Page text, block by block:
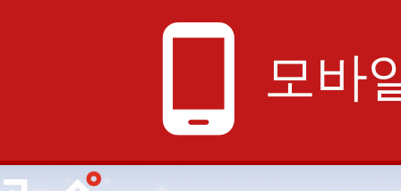
phone_android 모바